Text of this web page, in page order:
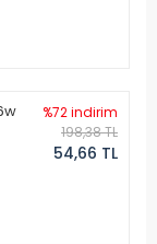
%72 indirim
198,38 TL
54,66 TL